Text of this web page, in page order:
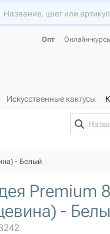
Опт Онлайн-
Искусственные кактусы
- Белый
Premium
-